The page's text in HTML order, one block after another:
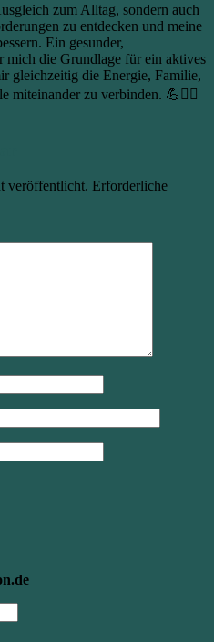
zum Alltag, sondern auch
zu entdecken und meine
Ein gesunder,
die Grundlage für ein aktives
gleichzeitig die Energie, Familie,
miteinander zu verbinden. 💪🚴‍♀️
veröffentlicht. Erforderliche